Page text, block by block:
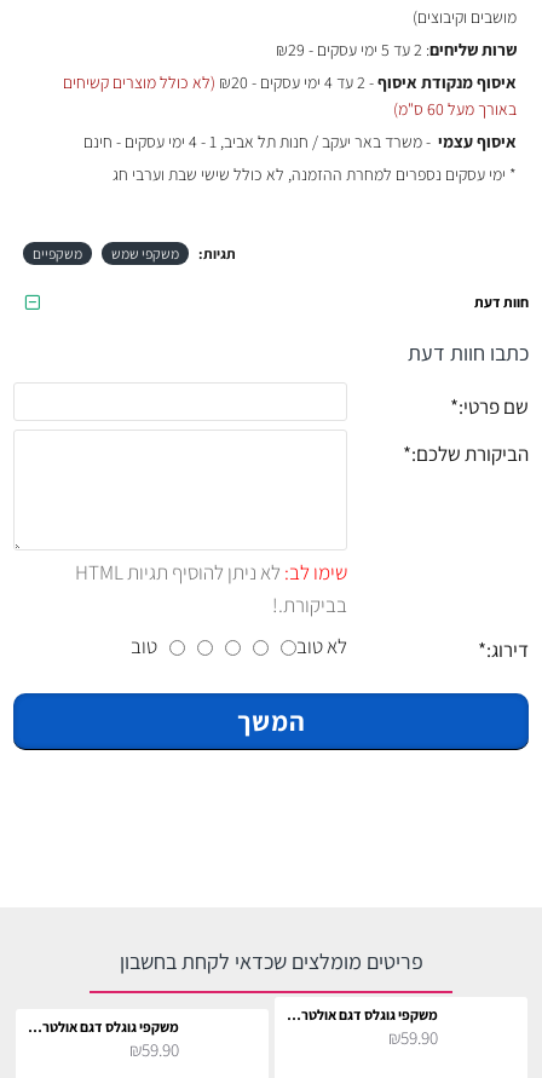
מושבים וקיבוצים)
שרות שליחים: 2 עד 5 ימי עסקים - ₪29
איסוף מנקודת איסוף- 2 עד 4 ימי עסקים - ₪20
(לא כולל מוצרים קשיחים
באורך מעל 60 ס"מ)
איסוף עצמי - משרד באר יעקב / חנות תל אביב, 1 - 4 ימי עסקים - חינם
* ימי עסקים נספרים למחרת ההזמנה, לא כולל שישי שבת וערבי חג
תגיות: משקפי שמש משקפיים
חוות דעת
כתבו חוות דעת
שם פרטי:
הביקורת שלכם:
שימו לב:
לא ניתן להוסיף תגיות HTML
בביקורת.!
דירוג:
לא טוב טוב
המשך
פריטים מומלצים שכדאי לקחת בחשבון
משקפי גוגלס דגם אולטרה - אפור
₪59.90 משקפי גוגלס דגם אולטרה - ברונזה
₪59.90